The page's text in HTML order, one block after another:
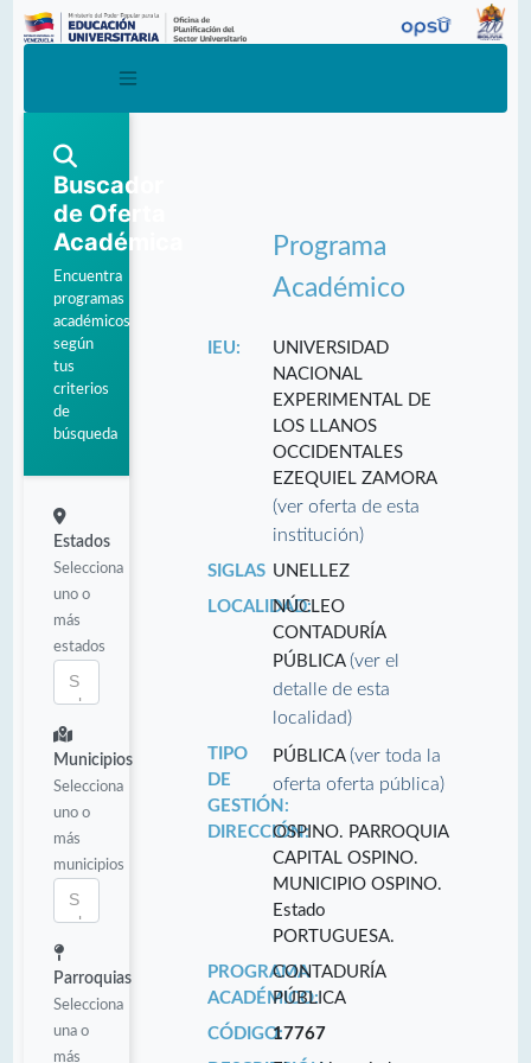
Buscador
de Oferta
Académica
Encuentra
programas
académicos
según
tus
criterios
de
búsqueda
Estados
Selecciona
uno o
más
estados
Municipios
Selecciona
uno o
más
municipios
Parroquias
Selecciona
una o
más
Programa
Académico
IEU:
UNIVERSIDAD
NACIONAL
EXPERIMENTAL DE
LOS LLANOS
OCCIDENTALES
EZEQUIEL ZAMORA
(ver oferta de esta
institución)
SIGLAS UNELLEZ
LOCALIDAD:NÚCLEO
CONTADURÍA
PÚBLICA(ver el
detalle de esta
localidad)
TIPO
DE
GESTIÓN:
PÚBLICA(ver toda la
oferta oferta pública)
DIRECCIÓN:OSPINO. PARROQUIA
CAPITAL OSPINO.
MUNICIPIO OSPINO.
Estado
PORTUGUESA.
PROGRAMA
ACADÉMICO:
CONTADURÍA
PÚBLICA
CÓDIGO:17767